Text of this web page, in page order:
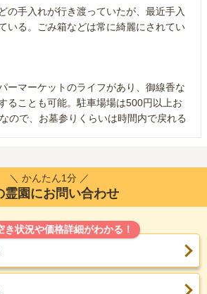
の手入れが行き渡っていたが、最近手入
いる。ごみ箱などは常に綺麗にされてい
ーマーケットのライフがあり、御線香な
ることも可能。駐車場場は500円以上お
ので、お墓参りくらいは時間内で戻れる
＼ かんたん1分 ／
霊園にお問い合わせ
き状況や価格詳細がわかる！